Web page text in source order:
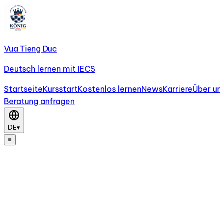
Vua Tieng Duc
Deutsch lernen mit IECS
StartseiteKursstartKostenlos lernenNewsKarriereÜber
Beratung anfragen
DE▾
≡